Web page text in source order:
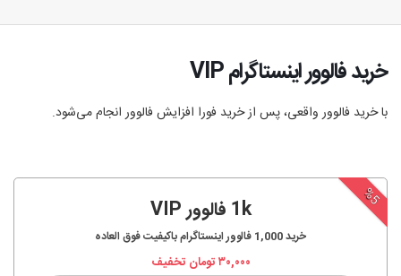
خرید فالوور اینستاگرام VIP
با خرید فالوور واقعی، پس از خرید فورا افزایش فالوور انجام‌ می‌شود.
%5 1k فالوور VIP
خرید1,000 فالوور اینستاگرام باکیفیت فوق العاده
۳۰,۰۰۰تومان تخفیف